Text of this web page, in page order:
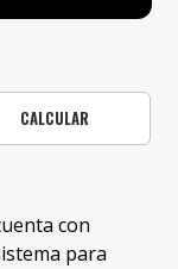
CALCULAR
con
para